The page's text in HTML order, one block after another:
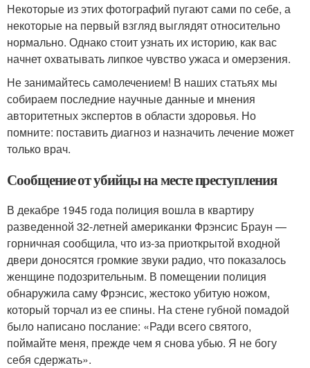
Некоторые из этих фотографий пугают сами по себе, а
некоторые на первый взгляд выглядят относительно
нормально. Однако стоит узнать их историю, как вас
начнет охватывать липкое чувство ужаса и омерзения.
Не занимайтесь самолечением! В наших статьях мы
собираем последние научные данные и мнения
авторитетных экспертов в области здоровья. Но
помните: поставить диагноз и назначить лечение может
только врач.
Сообщение от убийцы на месте преступления
В декабре 1945 года полиция вошла в квартиру
разведенной 32-летней американки Фрэнсис Браун —
горничная сообщила, что из-за приоткрытой входной
двери доносятся громкие звуки радио, что показалось
женщине подозрительным. В помещении полиция
обнаружила саму Фрэнсис, жестоко убитую ножом,
который торчал из ее спины. На стене губной помадой
было написано послание: «Ради всего святого,
поймайте меня, прежде чем я снова убью. Я не богу
себя сдержать».